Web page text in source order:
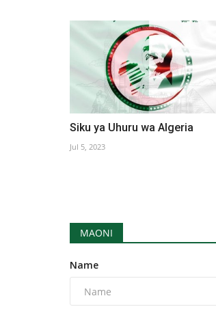
Siku ya Uhuru wa Algeria
Jul 5, 2023
MAONI
Name